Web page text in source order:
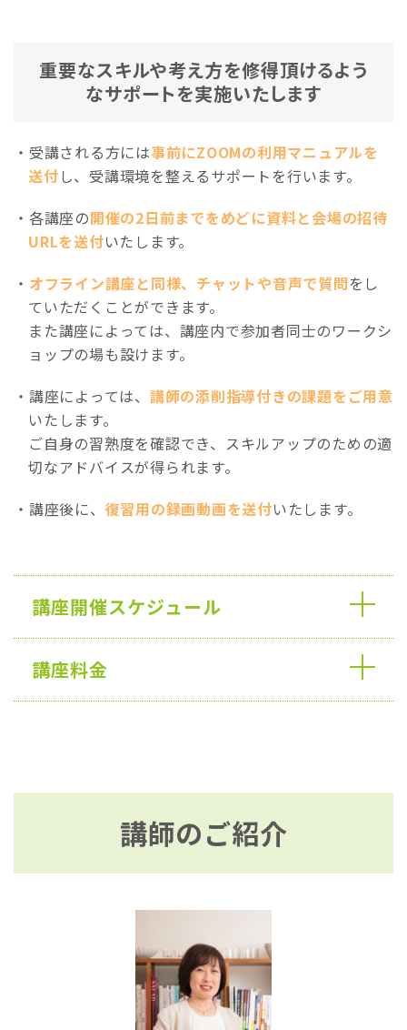
重要なスキルや考え方を修得頂けるよう
なサポートを実施いたします
受講される方には事前にZOOMの利用マニュアルを
送付 し、受講環境を整えるサポートを行います。
各講座の開催の2日前までをめどに資料と会場の招待
URLを送付いたします。
オフライン講座と同様、チャットや音声で質問をし
ていただくことができます。
また講座によっては、講座内で参加者同士のワークシ
ョップの場も設けます。
講座によっては、 講師の添削指導付きの課題をご用意
いたします。
ご自身の習熟度を確認でき、スキルアップのための適
切なアドバイスが得られます。
講座後に、 復習用の録画動画を送付いたします。
講座開催スケジュール
講座料金
講師のご紹介